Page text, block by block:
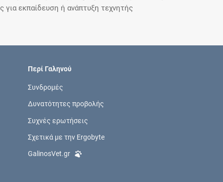
εκπαίδευση ή ανάπτυξη τεχνητής
Περί Γαληνού
Συνδρομές
Δυνατότητες προβολής
Συχνές ερωτήσεις
Σχετικά με την Ergobyte
GalinosVet.gr